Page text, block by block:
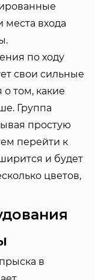
места входа
по ходу
свои сильные
том, какие
Группа
простую
перейти к
и будет
цветов,
в